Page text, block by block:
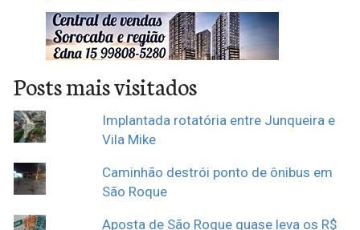
Posts mais visitados
Implantada rotatória entre Junqueira e
Vila Mike
Caminhão destrói ponto de ônibus em
São Roque
Aposta de São Roque quase leva os R$